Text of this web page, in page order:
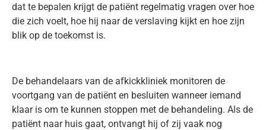
dat te bepalen krijgt de patiënt regelmatig vragen over hoe
die zich voelt, hoe hij naar de verslaving kijkt en hoe zijn
blik op de toekomst is.
De behandelaars van de afkickkliniek monitoren de
voortgang van de patiënt en besluiten wanneer iemand
klaar is om te kunnen stoppen met de behandeling. Als de
patiënt naar huis gaat, ontvangt hij of zij vaak nog